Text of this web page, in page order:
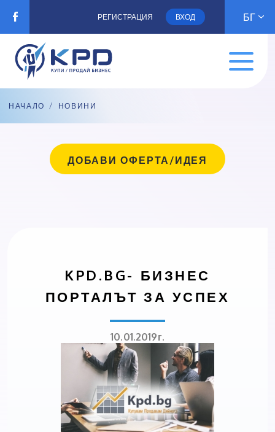
РЕГИСТРАЦИЯ ВХОД БГ
НАЧАЛО / НОВИНИ
ДОБАВИ ОФЕРТА/ИДЕЯ
KPD.BG- БИЗНЕС
ПОРТАЛЪТ ЗА УСПЕХ
10.01.2019г.